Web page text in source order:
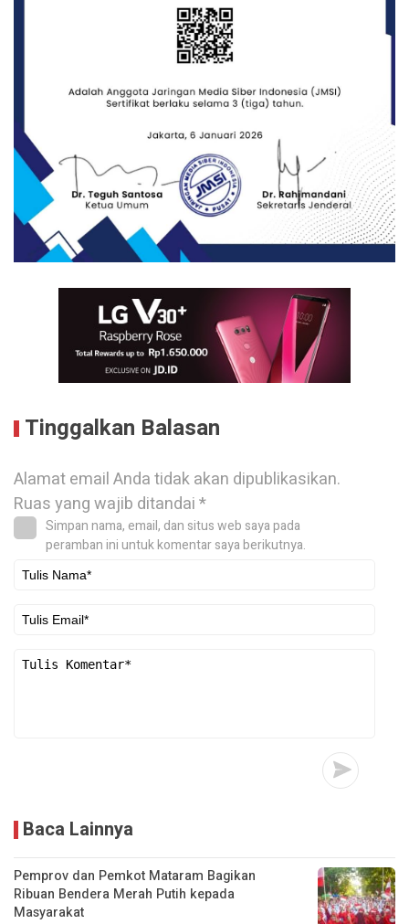
Tinggalkan Balasan
Alamat email Anda tidak akan dipublikasikan.
Ruas yang wajib ditandai*
Simpan nama, email, dan situs web saya pada
peramban ini untuk komentar saya berikutnya.
Baca Lainnya
Pemprov dan Pemkot Mataram Bagikan
Ribuan Bendera Merah Putih kepada
Masyarakat